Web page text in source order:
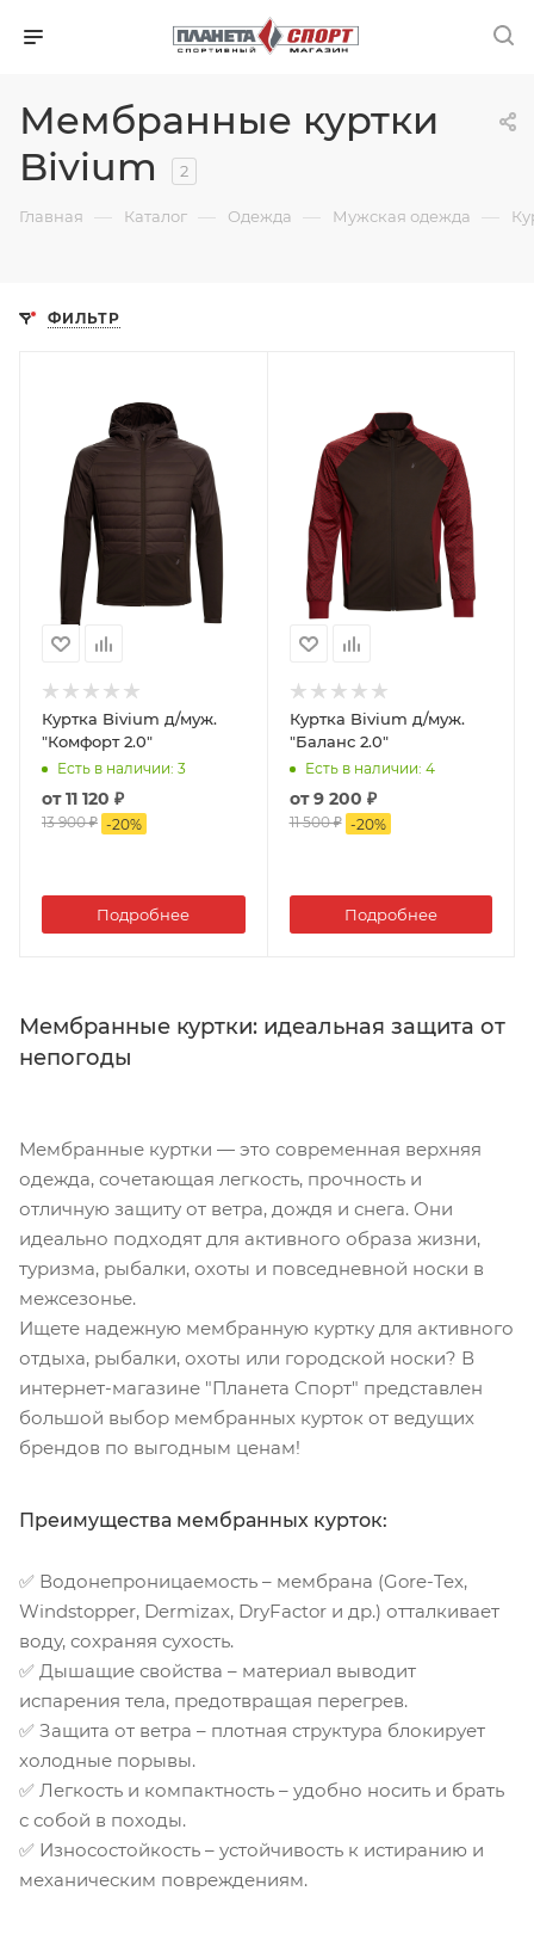
Мембранные куртки
Bivium
2
Главная — Каталог — Одежда — Мужская одежда —
ФИЛЬТР
Куртка Bivium д/муж.
"Комфорт 2.0"
Есть в наличии: 3
от11 120 ₽
13 900 ₽ -20%
Подробнее
Куртка Bivium д/муж.
"Баланс 2.0"
Есть в наличии: 4
от9 200 ₽
11 500 ₽ -20%
Подробнее
Мембранные куртки: идеальная защита от
непогоды
Мембранные куртки — это современная верхняя
одежда, сочетающая легкость, прочность и
отличную защиту от ветра, дождя и снега. Они
идеально подходят для активного образа жизни,
туризма, рыбалки, охоты и повседневной носки в
межсезонье.
Ищете надежную мембранную куртку для активного
отдыха, рыбалки, охоты или городской носки? В
интернет-магазине "Планета Спорт" представлен
большой выбор мембранных курток от ведущих
брендов по выгодным ценам!
Преимущества мембранных курток:
✅ Водонепроницаемость – мембрана (Gore-Tex,
Windstopper, Dermizax, DryFactor и др.) отталкивает
воду, сохраняя сухость.
✅ Дышащие свойства – материал выводит
испарения тела, предотвращая перегрев.
✅ Защита от ветра – плотная структура блокирует
холодные порывы.
✅ Легкость и компактность – удобно носить и брать
с собой в походы.
✅ Износостойкость – устойчивость к истиранию и
механическим повреждениям.